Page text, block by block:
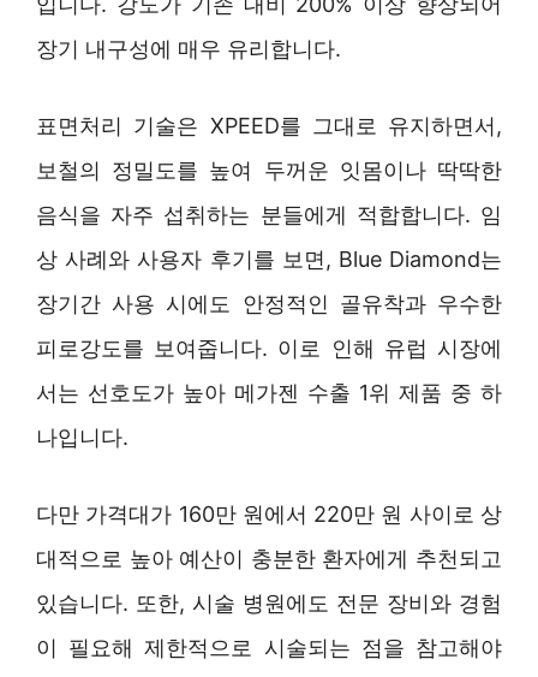
장기 내구성에 매우 유리합니다.
표면처리 기술은 XPEED를 그대로 유지하면서,
보철의 정밀도를 높여 두꺼운 잇몸이나 딱딱한
음식을 자주 섭취하는 분들에게 적합합니다. 임
상 사례와 사용자 후기를 보면, Blue Diamond는
장기간 사용 시에도 안정적인 골유착과 우수한
피로강도를 보여줍니다. 이로 인해 유럽 시장에
서는 선호도가 높아 메가젠 수출 1위 제품 중 하
나입니다.
다만 가격대가 160만 원에서 220만 원 사이로 상
대적으로 높아 예산이 충분한 환자에게 추천되고
있습니다. 또한, 시술 병원에도 전문 장비와 경험
이 필요해 제한적으로 시술되는 점을 참고해야